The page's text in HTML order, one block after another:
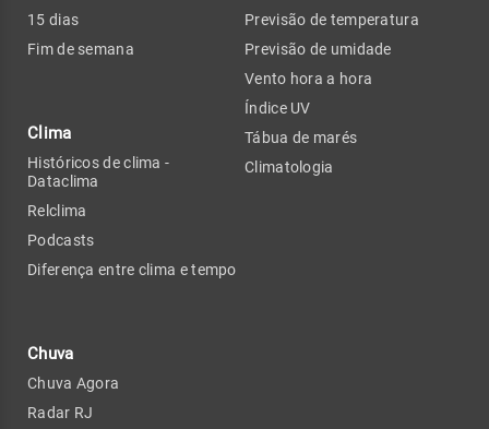
15 dias
Fim de semana
Clima
Históricos de clima -
Dataclima
Relclima
Podcasts
Diferença entre clima e tempo
Chuva
Chuva Agora
Radar RJ
Previsão de temperatura
Previsão de umidade
Vento hora a hora
Índice UV
Tábua de marés
Climatologia